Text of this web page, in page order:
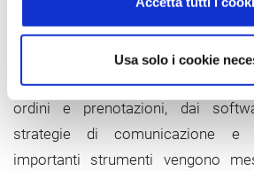
Usa solo i cookie
applicazioni nativamente
possano essere accessibili agli
ovunque e in qualsiasi momento,
dalla sala alla cucina, dal
ordini e prenotazioni, dai
strategie di comunicazione e
importanti strumenti vengono